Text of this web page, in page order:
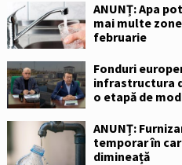
ANUNȚ: Apa
mai multe
februarie
Fonduri
infrastructura
o etapă de
ANUNȚ:
temporar în
dimineață